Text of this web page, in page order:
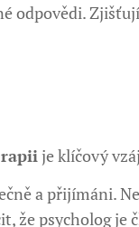
odpovědi.
je klíčový
a přijímáni.
že psycholog je